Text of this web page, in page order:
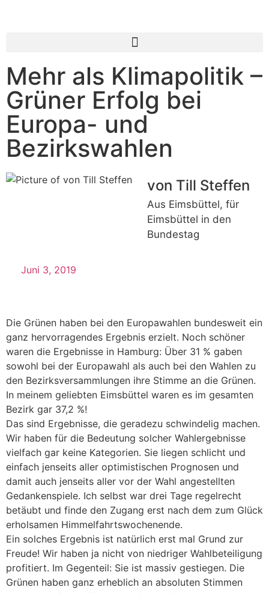
Mehr als Klimapolitik –
Grüner Erfolg bei
Europa- und
Bezirkswahlen
von Till Steffen
Aus Eimsbüttel, für
Eimsbüttel in den
Bundestag
Juni 3, 2019
Die Grünen haben bei den Europawahlen bundesweit ein
ganz hervorragendes Ergebnis erzielt. Noch schöner
waren die Ergebnisse in Hamburg: Über 31 % gaben
sowohl bei der Europawahl als auch bei den Wahlen zu
den Bezirksversammlungen ihre Stimme an die Grünen.
In meinem geliebten Eimsbüttel waren es im gesamten
Bezirk gar 37,2 %!
Das sind Ergebnisse, die geradezu schwindelig machen.
Wir haben für die Bedeutung solcher Wahlergebnisse
vielfach gar keine Kategorien. Sie liegen schlicht und
einfach jenseits aller optimistischen Prognosen und
damit auch jenseits aller vor der Wahl angestellten
Gedankenspiele. Ich selbst war drei Tage regelrecht
betäubt und finde den Zugang erst nach dem zum Glück
erholsamen Himmelfahrtswochenende.
Ein solches Ergebnis ist natürlich erst mal Grund zur
Freude! Wir haben ja nicht von niedriger Wahlbeteiligung
profitiert. Im Gegenteil: Sie ist massiv gestiegen. Die
Grünen haben ganz erheblich an absoluten Stimmen